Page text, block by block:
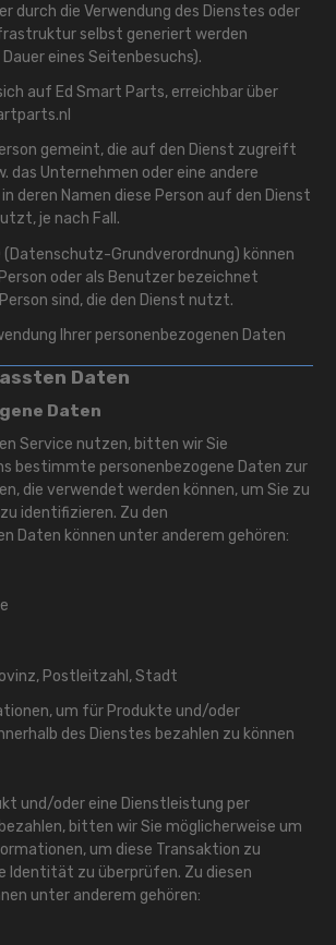
durch die Verwendung des Dienstes oder
selbst generiert werden
eines Seitenbesuchs).
auf Ed Smart Parts, erreichbar über
gemeint, die auf den Dienst zugreift
das Unternehmen oder eine andere
deren Namen diese Person auf den Dienst
je nach Fall.
(Datenschutz-Grundverordnung) können
oder als Benutzer bezeichnet
sind, die den Dienst nutzt.
Ihrer personenbezogenen Daten
Daten
Daten
Service nutzen, bitten wir Sie
bestimmte personenbezogene Daten zur
die verwendet werden können, um Sie zu
identifizieren. Zu den
Daten können unter anderem gehören:
Postleitzahl, Stadt
um für Produkte und/oder
des Dienstes bezahlen zu können
und/oder eine Dienstleistung per
bitten wir Sie möglicherweise um
um diese Transaktion zu
Identität zu überprüfen. Zu diesen
unter anderem gehören: